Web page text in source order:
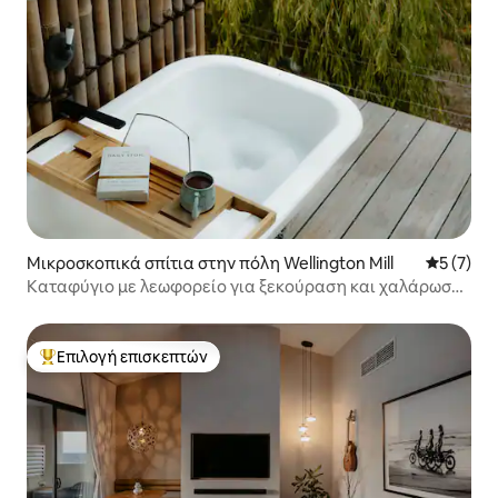
Μικροσκοπικά σπίτια στην πόλη Wellington Mill Μέση
5 (7)
Καταφύγιο με λεωφορείο για ξεκούραση και χαλάρωση:
Κορυφαία επιλογή επισκεπτών
Επιλογή επισκεπτών